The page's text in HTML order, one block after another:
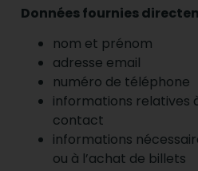
Données fournies
nom et prénom
adresse email
numéro de téléphone
informations relatives
contact
informations
ou à l’achat de billets